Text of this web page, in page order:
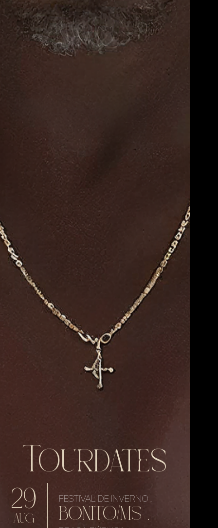
Tourdates
29
AUG
FESTIVAL DE INVERNO .
BONITO/MS .